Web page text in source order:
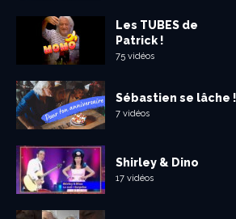
Les TUBES de
Patrick !
75 vidéos
Sébastien se lâche !
7 vidéos
Shirley & Dino
17 vidéos